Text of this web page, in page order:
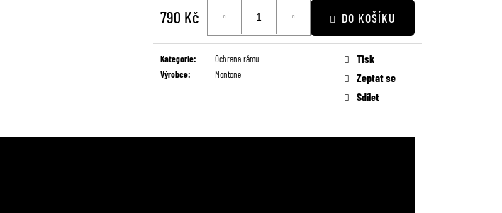
790 Kč
cena:
DO KOŠÍKU
Kategorie:
Ochrana rámu
Výrobce: Montone
Tisk
Zeptat se
Sdílet